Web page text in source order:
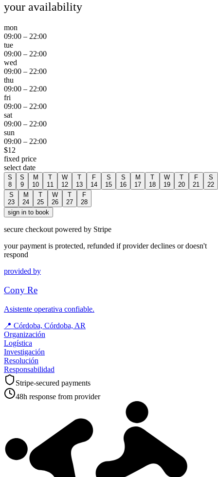
your availability
mon
09:00 – 22:00
tue
09:00 – 22:00
wed
09:00 – 22:00
thu
09:00 – 22:00
fri
09:00 – 22:00
sat
09:00 – 22:00
sun
09:00 – 22:00
$12
fixed price
select date
S
8
S
9
M
10
T
11
W
12
T
13
F
14
S
15
S
16
M
17
T
18
W
19
T
20
F
21
S
22
S
23
M
24
T
25
W
26
T
27
F
28
sign in to book
secure checkout powered by Stripe
your payment is protected, refunded if provider declines or doesn't
respond
provided by
Cony Re
Asistente operativa confiable.
📍 Córdoba, Córdoba, AR
Organización
Logística
Investigación
Resolución
Responsabilidad
Stripe-secured payments
48h response from provider